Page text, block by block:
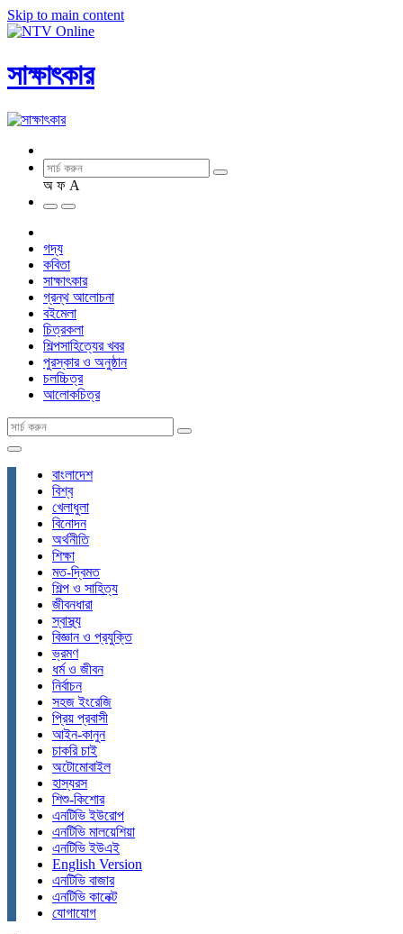
Skip to main content
সাক্ষাৎকার
অ ফ A
গদ্য
কবিতা
সাক্ষাৎকার
গ্রন্থ আলোচনা
বইমেলা
চিত্রকলা
শিল্পসাহিত্যের খবর
পুরস্কার ও অনুষ্ঠান
চলচ্চিত্র
আলোকচিত্র
বাংলাদেশ
বিশ্ব
খেলাধুলা
বিনোদন
অর্থনীতি
শিক্ষা
মত-দ্বিমত
শিল্প ও সাহিত্য
জীবনধারা
স্বাস্থ্য
বিজ্ঞান ও প্রযুক্তি
ভ্রমণ
ধর্ম ও জীবন
নির্বাচন
সহজ ইংরেজি
প্রিয় প্রবাসী
আইন-কানুন
চাকরি চাই
অটোমোবাইল
হাস্যরস
শিশু-কিশোর
এনটিভি ইউরোপ
এনটিভি মালয়েশিয়া
এনটিভি ইউএই
English Version
এনটিভি বাজার
এনটিভি কানেক্ট
যোগাযোগ